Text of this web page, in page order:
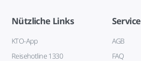
Nützliche Links
KTO-App
Reisehotline 1330
Service
AGB
FAQ